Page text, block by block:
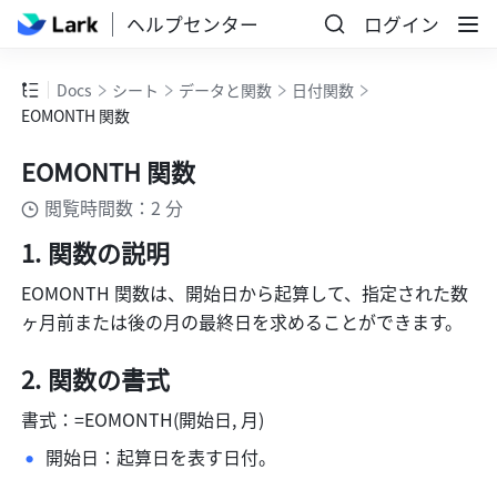
ヘルプセンター ログイン
Docs シート データと関数
日付関数
EOMONTH 関数
EOMONTH 関数
閲覧時間数：2 分
関数の説明
EOMONTH 関数は、開始日から起算して、指定された数
ヶ月前または後の月の最終日を求めることができます。
関数の書式
書式：=EOMONTH(開始日, 月)
開始日：起算日を表す日付。